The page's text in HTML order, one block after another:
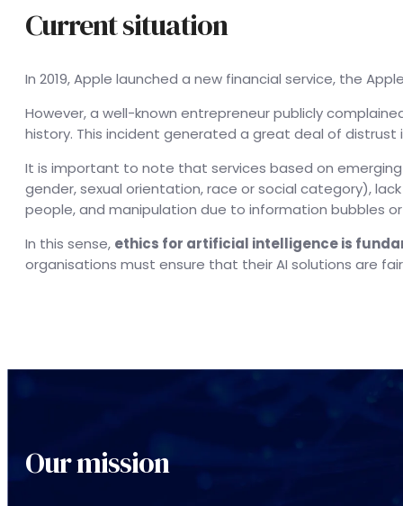
Current situation
In 2019, Apple launched a new financial service, the
However, a well-known entrepreneur publicly
history. This incident generated a great deal of distrust
It is important to note that services based on
gender, sexual orientation, race or social category),
people, and manipulation due to information bubbles
In this sense, ethics for artificial intelligence is
organisations must ensure that their AI solutions are
Our mission